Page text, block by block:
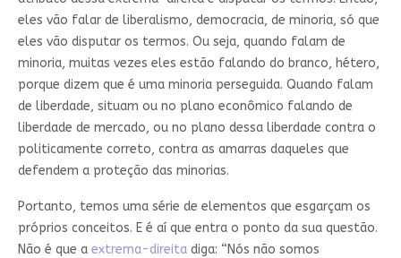
eles vão falar de liberalismo, democracia, de minoria, só que
eles vão disputar os termos. Ou seja, quando falam de
minoria, muitas vezes eles estão falando do branco, hétero,
porque dizem que é uma minoria perseguida. Quando falam
de liberdade, situam ou no plano econômico falando de
liberdade de mercado, ou no plano dessa liberdade contra o
politicamente correto, contra as amarras daqueles que
defendem a proteção das minorias.
Portanto, temos uma série de elementos que esgarçam os
próprios conceitos. E é aí que entra o ponto da sua questão.
Não é que a extrema-direitadiga: “Nós não somos